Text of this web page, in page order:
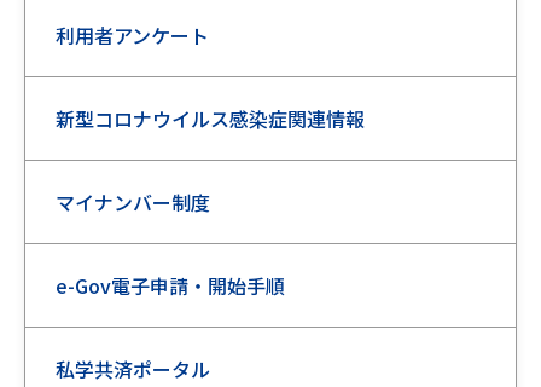
利用者アンケート
新型コロナウイルス感染症関連情報
マイナンバー制度
e-Gov電子申請・開始手順
私学共済ポータル